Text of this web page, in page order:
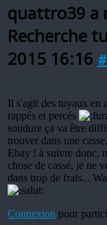
quattro39 a
Recherche
2015 16:16
Il s'agit des tuyaux en
rappés et percés
soudure ça va être
trouver dans une
Ebay ! à suivre donc,
chose de cassé, je ne
dans trop de frais...
Connexion pour